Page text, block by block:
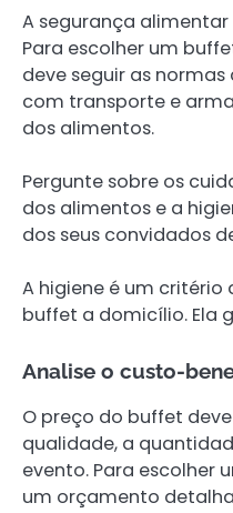
A segurança
Para escolher um
deve seguir as
com transporte e
dos alimentos.
Pergunte sobre os
dos alimentos e a
dos seus convidados
A higiene é um critério
buffet a domicílio. Ela
Analise o custo-
O preço do buffet
qualidade, a
evento. Para escolher
um orçamento